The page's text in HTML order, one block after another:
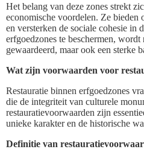
Het belang van deze zones strekt
economische voordelen. Ze bieden
en versterken de sociale cohesie in
erfgoedzones te beschermen, wordt
gewaardeerd, maar ook een sterke
Wat zijn voorwaarden voor
Restauratie binnen erfgoedzones
die de integriteit van culturele
restauratievoorwaarden zijn
unieke karakter en de historische
Definitie van